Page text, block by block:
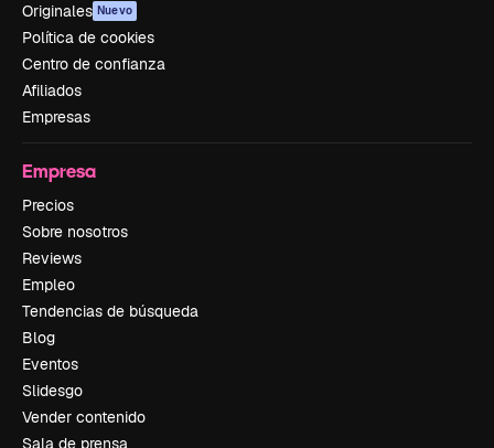
Originales Nuevo
Política de cookies
Centro de confianza
Afiliados
Empresas
Empresa
Precios
Sobre nosotros
Reviews
Empleo
Tendencias de búsqueda
Blog
Eventos
Slidesgo
Vender contenido
Sala de prensa